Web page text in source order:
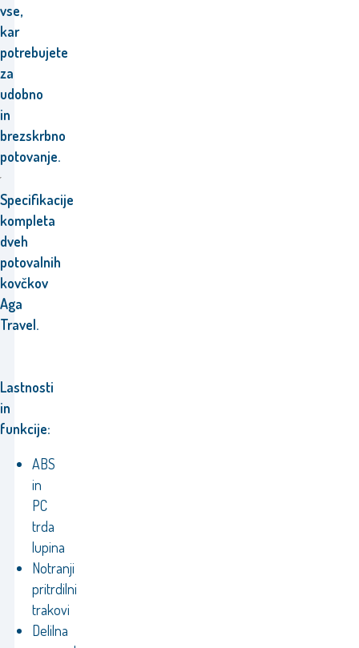
vse,
kar
potrebujete
za
udobno
in
brezskrbno
potovanje.
Specifikacije
kompleta
dveh
potovalnih
kovčkov
Aga
Travel.
Lastnosti
in
funkcije:
ABS
in
PC
trda
lupina
Notranji
pritrdilni
trakovi
Delilna